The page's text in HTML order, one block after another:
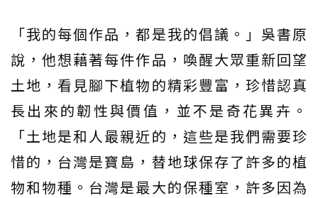
「我的每個作品，都是我的倡議。」吳書原
說，他想藉著每件作品，喚醒大眾重新回望
土地，看見腳下植物的精彩豐富，珍惜認真
長出來的韌性與價值，並不是奇花異卉。
「土地是和人最親近的，這些是我們需要珍
惜的，台灣是寶島，替地球保存了許多的植
物和物種。台灣是最大的保種室，許多因為